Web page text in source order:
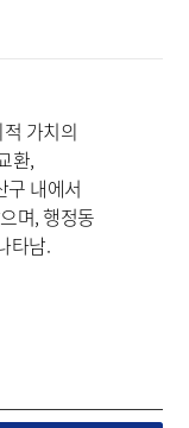
가치의
환,
구 내에서
며, 행정동
타남.